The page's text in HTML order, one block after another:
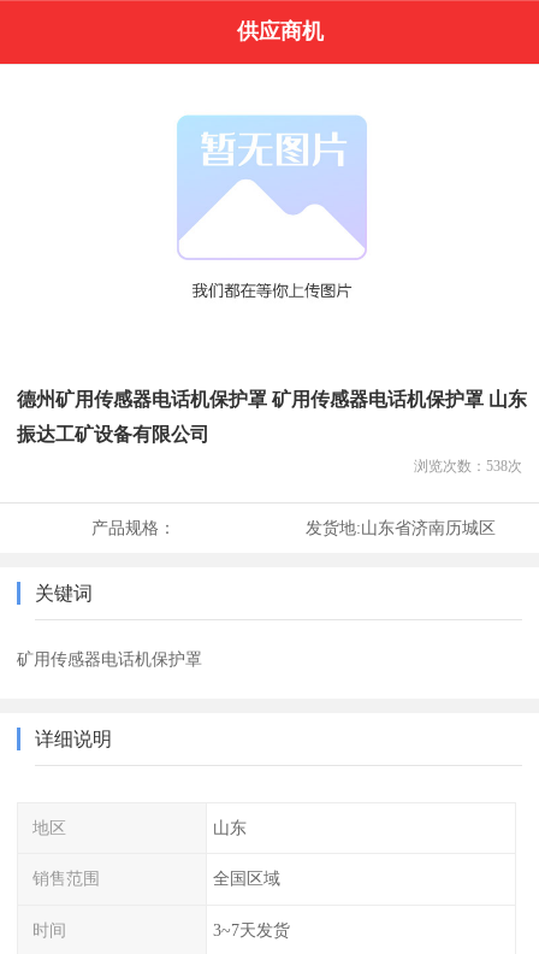
供应商机
德州矿用传感器电话机保护罩 矿用传感器电话机保护罩 山东
振达工矿设备有限公司
浏览次数： 538次
产品规格： 发货地:山东省济南历城区
关键词
矿用传感器电话机保护罩
详细说明
地区 山东
销售范围 全国区域
时间 3~7天发货